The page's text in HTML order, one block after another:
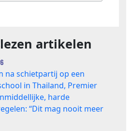
artikelen
na schietpartij op een
in Thailand, Premier
harde
“Dit mag nooit meer